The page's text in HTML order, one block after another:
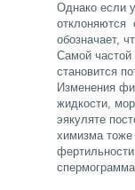
Однако если
отклоняются
обозначает,
Самой
становится
Изменения
жидкости,
эякуляте
химизма тоже